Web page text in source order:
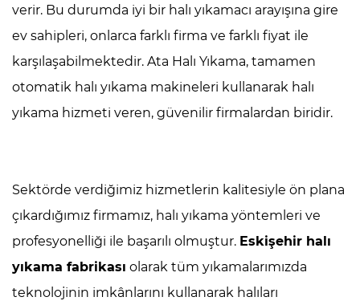
verir. Bu durumda iyi bir halı yıkamacı arayışına gire
ev sahipleri, onlarca farklı firma ve farklı fiyat ile
karşılaşabilmektedir. Ata Halı Yıkama, tamamen
otomatik halı yıkama makineleri kullanarak halı
yıkama hizmeti veren, güvenilir firmalardan biridir.
Sektörde verdiğimiz hizmetlerin kalitesiyle ön plana
çıkardığımız firmamız, halı yıkama yöntemleri ve
profesyonelliği ile başarılı olmuştur. Eskişehir halı
yıkama fabrikası olarak tüm yıkamalarımızda
teknolojinin imkânlarını kullanarak halıları